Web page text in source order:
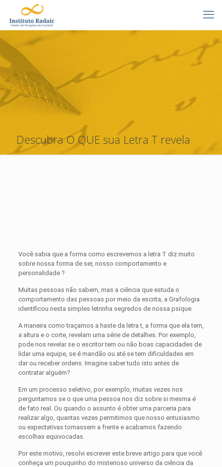
Descubra O QUE sua Letra T revela
Você sabia que a forma como escrevemos a letra T diz muito
sobre nossa forma de ser, nosso comportamento e
personalidade ?
Muitas pessoas não sabem, mas a ciência que estuda o
comportamento das pessoas por meio da escrita, a Grafologia
identificou nesta simples letrinha segredos de nossa psique.
A maneira como traçamos a haste da letra t, a forma que ela tem,
a altura e o corte, revelam uma série de detalhes. Por exemplo,
pode nos revelar se o escritor tem ou não boas capacidades de
lidar uma equipe, se é mandão ou até se tem dificuldades em
dar ou receber ordens. Imagine saber tudo isto antes de
contratar alguém?
Em um processo seletivo, por exemplo, muitas vezes nos
perguntamos se o que uma pessoa nos diz sobre si mesma é
de fato real. Ou quando o assunto é obter uma parceria para
realizar algo, quantas vezes permitimos que nosso entusiasmo
ou expectativas tomassem a frente e acabamos fazendo
escolhas equivocadas.
Por este motivo, resolvi escrever este breve artigo para que você
conheça um pouquinho do misterioso universo da ciência da